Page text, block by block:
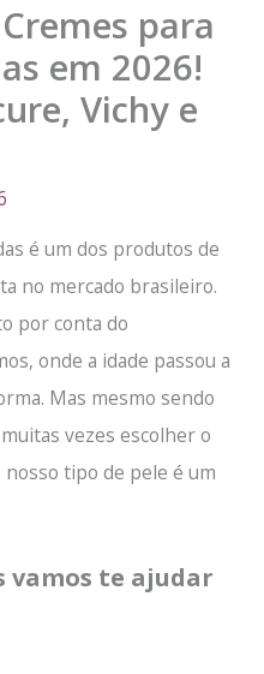
para
em 2026!
Vichy e
é um dos produtos de
no mercado brasileiro.
por conta do
onde a idade passou a
Mas mesmo sendo
vezes escolher o
tipo de pele é um
vamos te ajudar